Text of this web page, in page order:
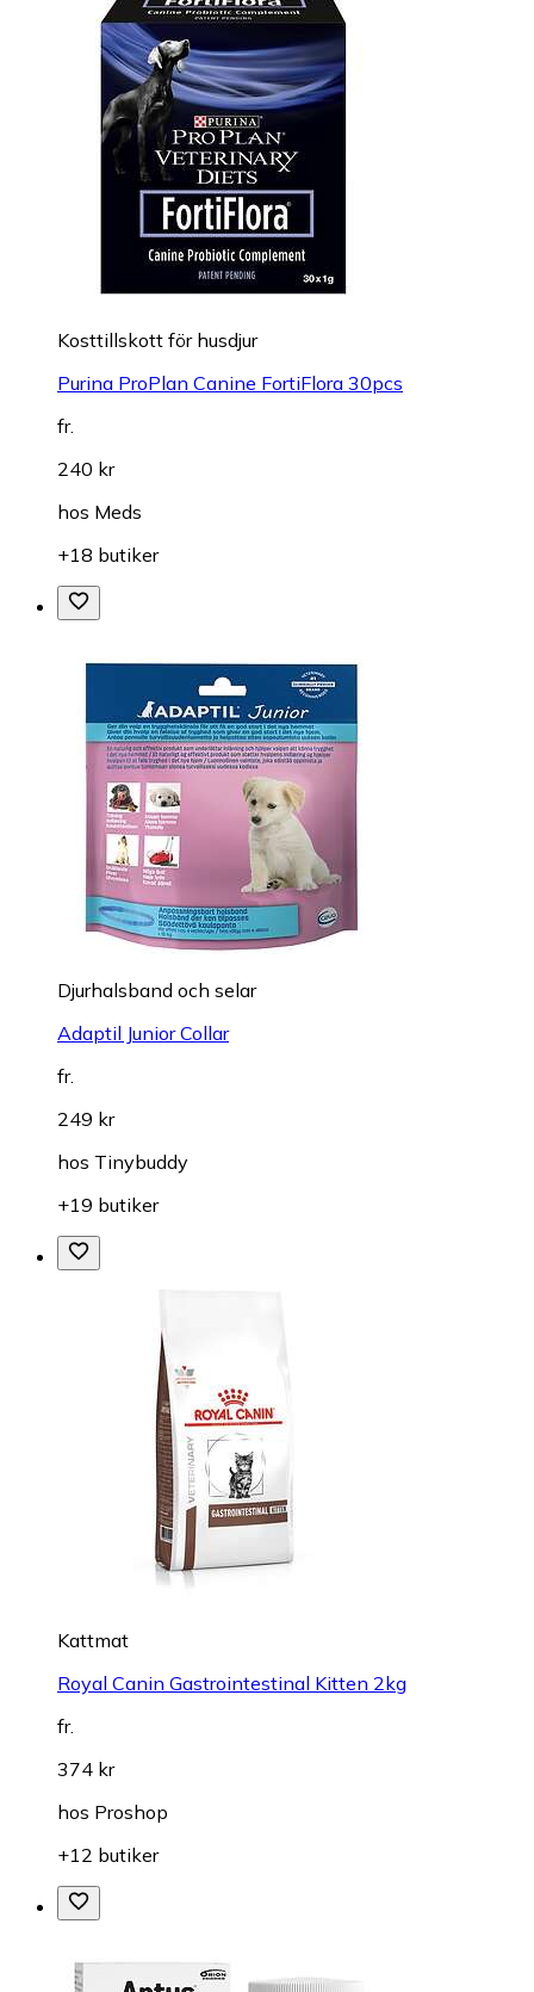
Kosttillskott för husdjur
Purina ProPlan Canine FortiFlora 30pcs
fr.
240 kr
hos Meds
+18 butiker
Djurhalsband och selar
Adaptil Junior Collar
fr.
249 kr
hos Tinybuddy
+19 butiker
Kattmat
Royal Canin Gastrointestinal Kitten 2kg
fr.
374 kr
hos Proshop
+12 butiker